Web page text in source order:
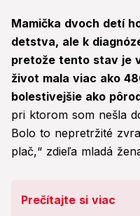
Mamička dvoch detí
detstva, ale k
pretože tento stav je
život mala viac ako
bolestivejšie ako
pri ktorom som nešla
Bolo to nepretržité
plač,“ zdieľa mladá
Prečítajte si viac